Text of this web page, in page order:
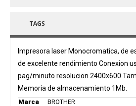
TAGS
Impresora laser Monocromatica, de
de excelente rendimiento Conexion
pag/minuto resolucion 2400x600
Memoria de almacenamiento 1Mb.
Marca
BROTHER